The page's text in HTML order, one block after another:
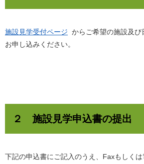
施設見学受付ページ からご希望の施設及び
お申し込みください。
２ 施設見学申込書の提出
下記の申込書にご記入のうえ、Faxもしく